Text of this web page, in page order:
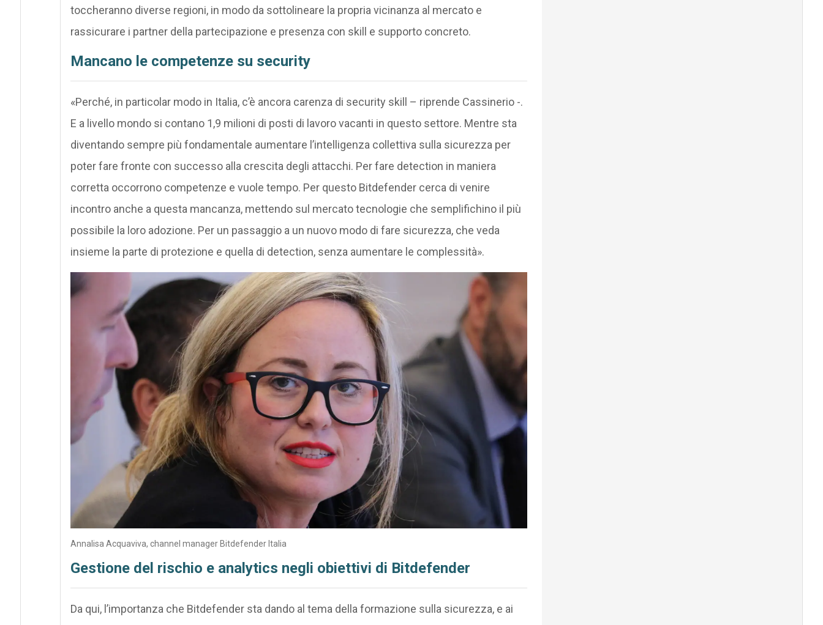
toccheranno diverse regioni, in modo da sottolineare la propria vicinanza al mercato e
rassicurare i partner della partecipazione e presenza con skill e supporto concreto.
Mancano le competenze su security
«Perché, in particolar modo in Italia, c’è ancora carenza di security skill – riprende Cassinerio -.
E a livello mondo si contano 1,9 milioni di posti di lavoro vacanti in questo settore. Mentre sta
diventando sempre più fondamentale aumentare l’intelligenza collettiva sulla sicurezza per
poter fare fronte con successo alla crescita degli attacchi. Per fare detection in maniera
corretta occorrono competenze e vuole tempo. Per questo Bitdefender cerca di venire
incontro anche a questa mancanza, mettendo sul mercato tecnologie che semplifichino il più
possibile la loro adozione. Per un passaggio a un nuovo modo di fare sicurezza, che veda
insieme la parte di protezione e quella di detection, senza aumentare le complessità».
Annalisa Acquaviva, channel manager Bitdefender Italia
Gestione del rischio e analytics negli obiettivi di Bitdefender
Da qui, l’importanza che Bitdefender sta dando al tema della formazione sulla sicurezza, e ai